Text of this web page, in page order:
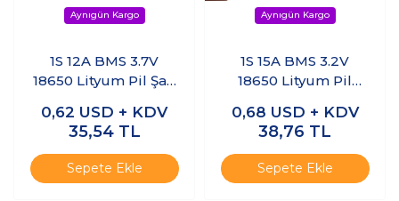
1S 12A BMS 3.7V
18650 Lityum Pil Şarj
0,62 USD + KDV
35,54 TL
Sepete Ekle
1S 15A BMS 3.2V
18650 Lityum Pil
0,68 USD + KDV
38,76 TL
Sepete Ekle